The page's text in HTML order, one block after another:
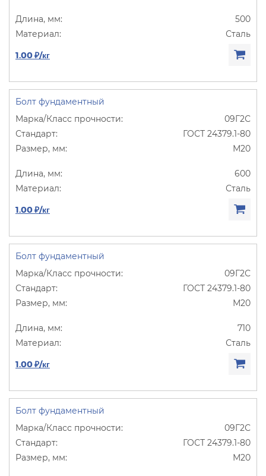
500
Сталь
1.00 ₽/кг
Болт фундаментный
09Г2С
ГОСТ 24379.1-80
М20
600
Сталь
1.00 ₽/кг
Болт фундаментный
09Г2С
ГОСТ 24379.1-80
М20
710
Сталь
1.00 ₽/кг
Болт фундаментный
09Г2С
ГОСТ 24379.1-80
М20